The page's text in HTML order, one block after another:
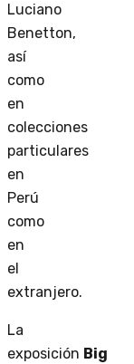
Luciano
Benetton,
así
como
en
colecciones
particulares
en
Perú
como
en
el
extranjero.
La
exposición Big